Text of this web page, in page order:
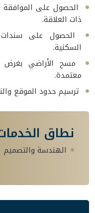
الحصول على الموافقة
ذات العلاقة.
الحصول على سندات
السكنية.
مسح الأراضي
معتمدة.
ترسيم حدود الموقع
نطاق
الهندسة والتصميم